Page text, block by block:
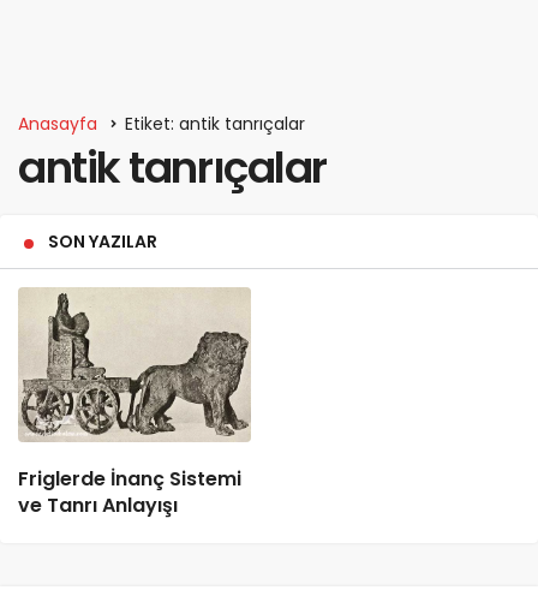
Anasayfa Etiket: antik tanrıçalar
antik tanrıçalar
SON YAZILAR
Friglerde İnanç Sistemi
ve Tanrı Anlayışı